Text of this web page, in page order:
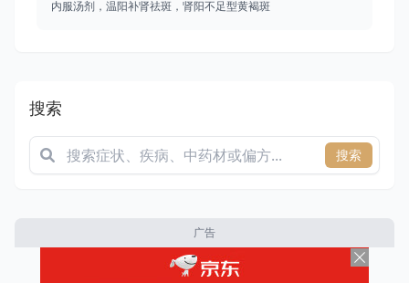
内服汤剂，温阳补肾祛斑，肾阳不足型黄褐斑
搜索
搜索
广告